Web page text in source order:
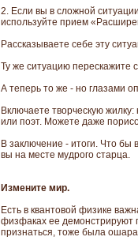
2. Если вы в сложной
используйте прием
Рассказываете себе эту
Ту же ситуацию перескажите
А теперь то же - но глазами
Включаете творческую
или поэт. Можете даже
В заключение - итоги. Что бы
вы на месте мудрого старца.
Измените мир.
Есть в квантовой физике
физфаках ее демонстрируют
признаться, тоже была